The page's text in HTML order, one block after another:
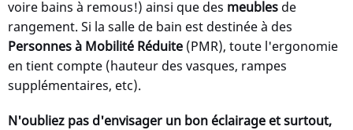
voire bains à remous!) ainsi que des meubles de
rangement. Si la salle de bain est destinée à des
Personnes à Mobilité Réduite (PMR), toute l'ergonomie
en tient compte (hauteur des vasques, rampes
supplémentaires, etc).
N'oubliez pas d'envisager un bon éclairage et surtout,